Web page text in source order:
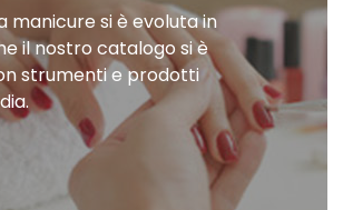
manicure si è evoluta in
il nostro catalogo si è
strumenti e prodotti